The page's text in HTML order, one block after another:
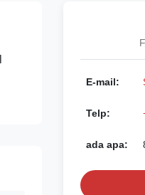
E-mail:
Telp:
ada apa: